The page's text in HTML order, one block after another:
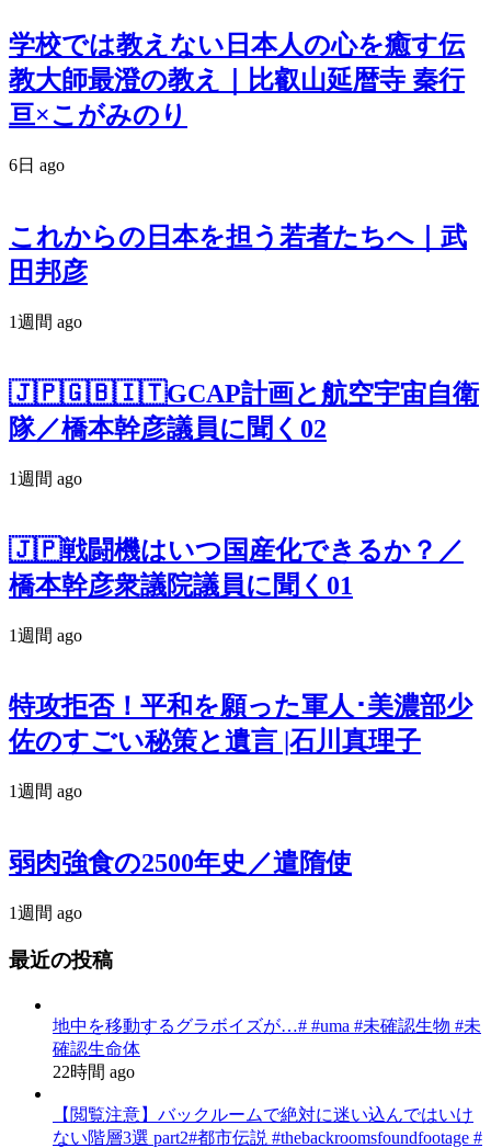
学校では教えない日本人の心を癒す伝
教大師最澄の教え｜比叡山延暦寺 秦行
亘×こがみのり
6日 ago
これからの日本を担う若者たちへ｜武
田邦彦
1週間 ago
🇯🇵🇬🇧🇮🇹GCAP計画と航空宇宙自衛
隊／橋本幹彦議員に聞く02
1週間 ago
🇯🇵戦闘機はいつ国産化できるか？／
橋本幹彦衆議院議員に聞く01
1週間 ago
特攻拒否！平和を願った軍人･美濃部少
佐のすごい秘策と遺言 |石川真理子
1週間 ago
弱肉強食の2500年史／遣隋使
1週間 ago
最近の投稿
地中を移動するグラボイズが…# #uma #未確認生物 #未
確認生命体
22時間 ago
【閲覧注意】バックルームで絶対に迷い込んではいけ
ない階層3選 part2#都市伝説 #thebackroomsfoundfootage #